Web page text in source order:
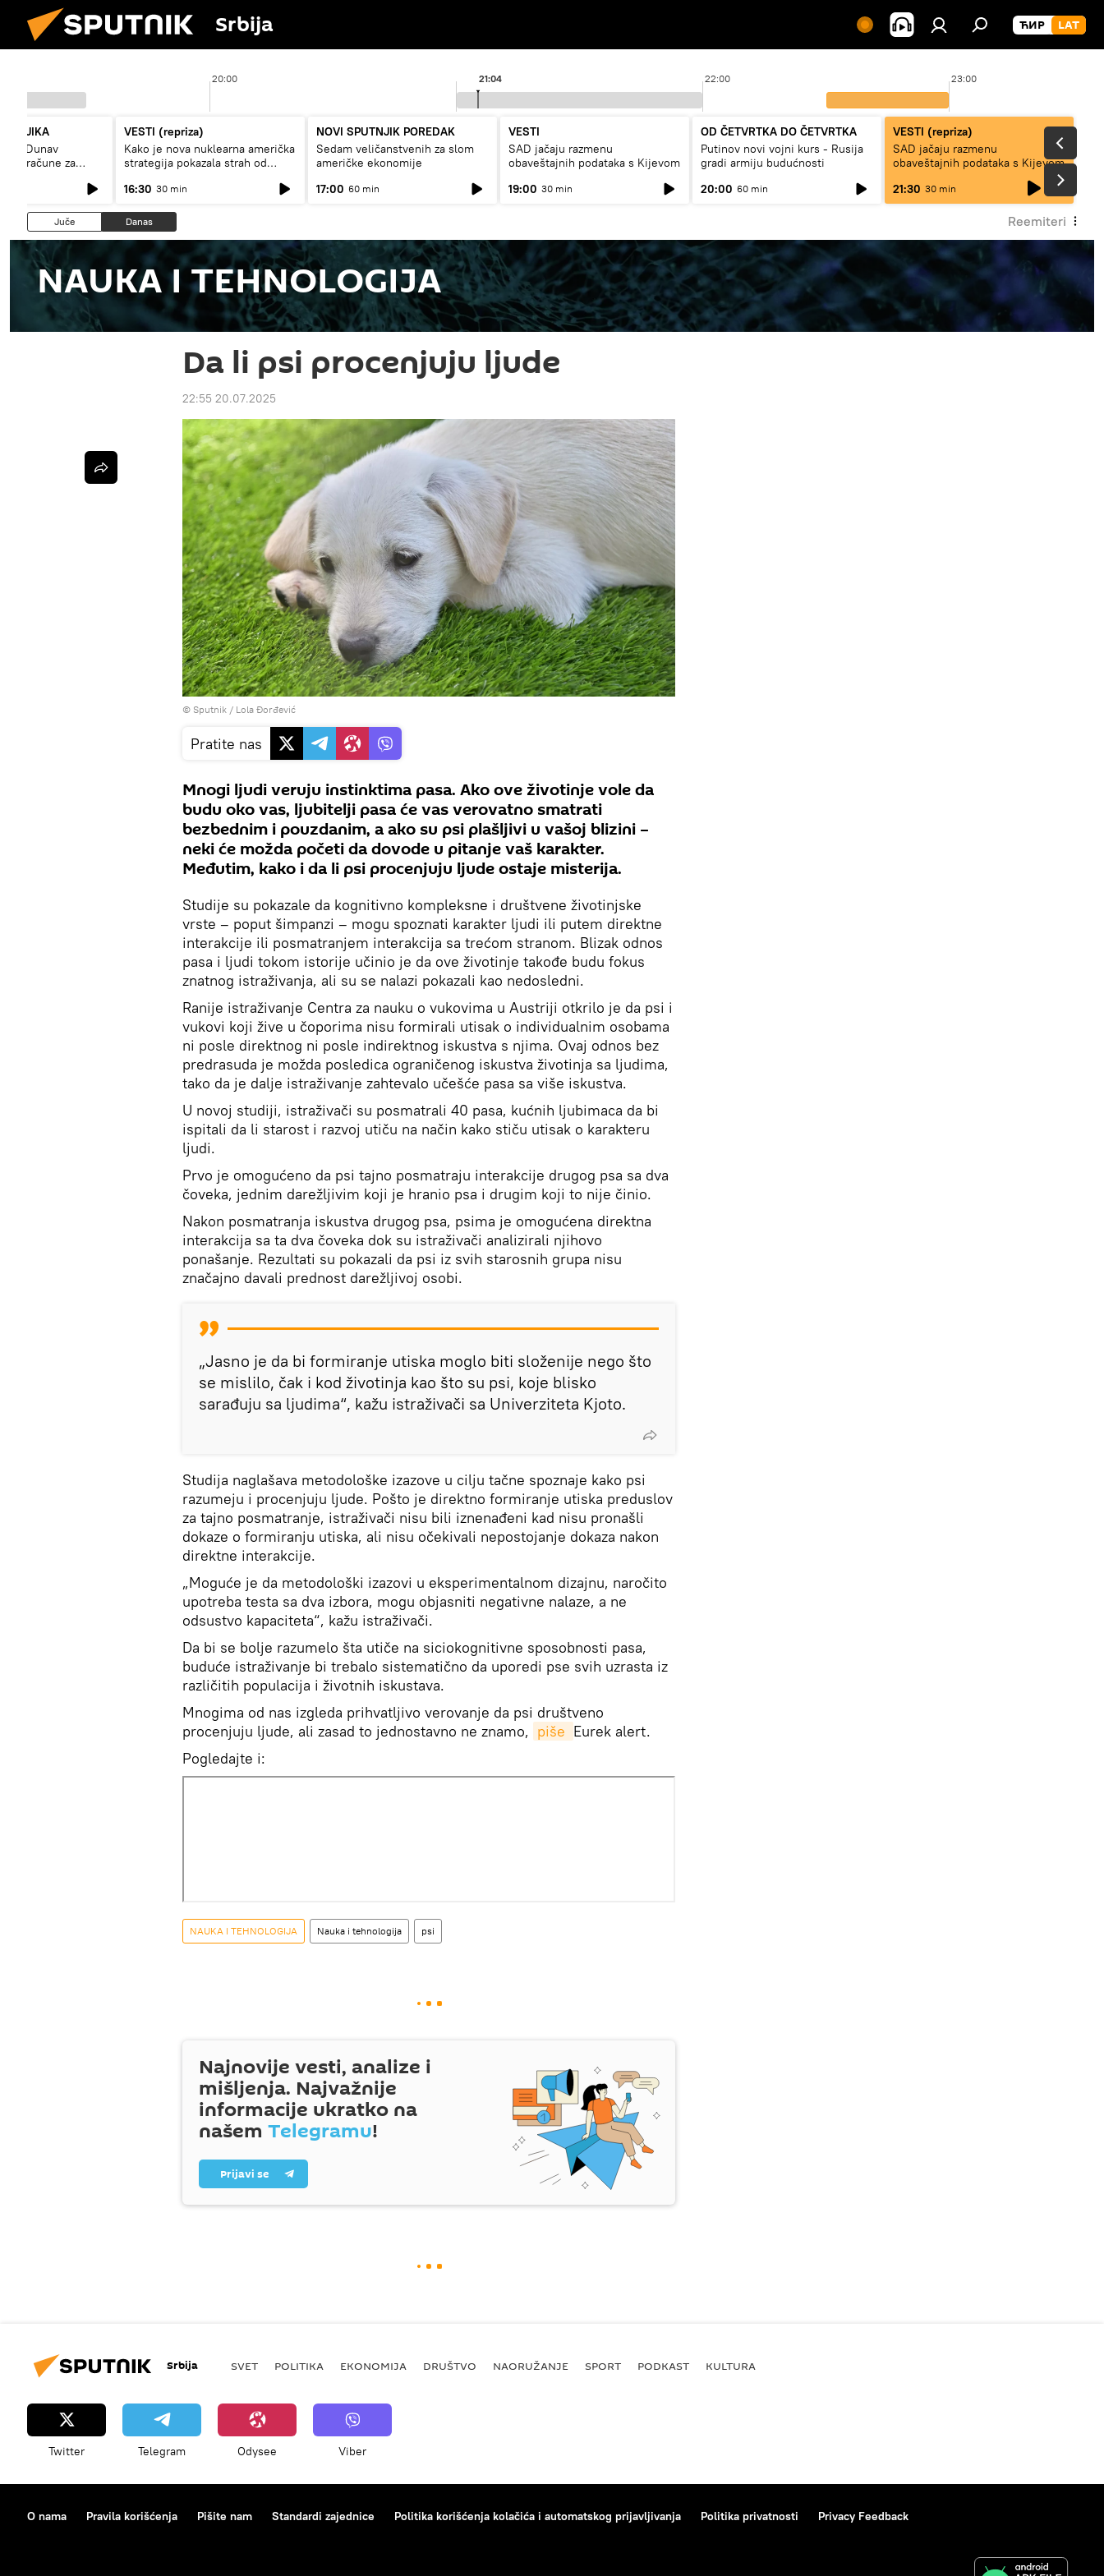
Srbija
20:00 22:00 23:00
21:04
Dunav
račune za
VESTI (repriza)
Kako je nova nuklearna američka
strategija pokazala strah od
16:30 30 min
NOVI SPUTNJIK POREDAK
Sedam veličanstvenih za slom
američke ekonomije
17:00 60 min
VESTI
SAD jačaju razmenu
obaveštajnih podataka s Kijevom
19:00 30 min
OD ČETVRTKA DO ČETVRTKA
Putinov novi vojni kurs - Rusija
gradi armiju budućnosti
20:00 60 min
VESTI (repriza)
SAD jačaju razmenu
obaveštajnih podataka s Kijevom
21:30 30 min live
Juče Danas Reemiteri
NAUKA I TEHNOLOGIJA
Da li psi procenjuju ljude
22:55 20.07.2025
© Sputnik / Lola Đorđević
Pratite nas
Mnogi ljudi veruju instinktima pasa. Ako ove životinje vole da
budu oko vas, ljubitelji pasa će vas verovatno smatrati
bezbednim i pouzdanim, a ako su psi plašljivi u vašoj blizini –
neki će možda početi da dovode u pitanje vaš karakter.
Međutim, kako i da li psi procenjuju ljude ostaje misterija.
Studije su pokazale da kognitivno kompleksne i društvene životinjske
vrste – poput šimpanzi – mogu spoznati karakter ljudi ili putem direktne
interakcije ili posmatranjem interakcija sa trećom stranom. Blizak odnos
pasa i ljudi tokom istorije učinio je da ove životinje takođe budu fokus
znatnog istraživanja, ali su se nalazi pokazali kao nedosledni.
Ranije istraživanje Centra za nauku o vukovima u Austriji otkrilo je da psi i
vukovi koji žive u čoporima nisu formirali utisak o individualnim osobama
ni posle direktnog ni posle indirektnog iskustva s njima. Ovaj odnos bez
predrasuda je možda posledica ograničenog iskustva životinja sa ljudima,
tako da je dalje istraživanje zahtevalo učešće pasa sa više iskustva.
U novoj studiji, istraživači su posmatrali 40 pasa, kućnih ljubimaca da bi
ispitali da li starost i razvoj utiču na način kako stiču utisak o karakteru
ljudi.
Prvo je omogućeno da psi tajno posmatraju interakcije drugog psa sa dva
čoveka, jednim darežljivim koji je hranio psa i drugim koji to nije činio.
Nakon posmatranja iskustva drugog psa, psima je omogućena direktna
interakcija sa ta dva čoveka dok su istraživači analizirali njihovo
ponašanje. Rezultati su pokazali da psi iz svih starosnih grupa nisu
značajno davali prednost darežljivoj osobi.
„Jasno je da bi formiranje utiska moglo biti složenije nego što
se mislilo, čak i kod životinja kao što su psi, koje blisko
sarađuju sa ljudima“, kažu istraživači sa Univerziteta Kjoto.
Studija naglašava metodološke izazove u cilju tačne spoznaje kako psi
razumeju i procenjuju ljude. Pošto je direktno formiranje utiska preduslov
za tajno posmatranje, istraživači nisu bili iznenađeni kad nisu pronašli
dokaze o formiranju utiska, ali nisu očekivali nepostojanje dokaza nakon
direktne interakcije.
„Moguće je da metodološki izazovi u eksperimentalnom dizajnu, naročito
upotreba testa sa dva izbora, mogu objasniti negativne nalaze, a ne
odsustvo kapaciteta“, kažu istraživači.
Da bi se bolje razumelo šta utiče na siciokognitivne sposobnosti pasa,
buduće istraživanje bi trebalo sistematično da uporedi pse svih uzrasta iz
različitih populacija i životnih iskustava.
Mnogima od nas izgleda prihvatljivo verovanje da psi društveno
procenjuju ljude, ali zasad to jednostavno ne znamo, piše Eurek alert.
Pogledajte i:
NAUKA I TEHNOLOGIJA Nauka i tehnologija psi
Najnovije vesti, analize i
mišljenja. Najvažnije
informacije ukratko na
našem Telegramu!
Prijavi se
Srbija SVET POLITIKA EKONOMIJA DRUŠTVO NAORUŽANJE SPORT PODKAST KULTURA
Twitter Telegram Odysee Viber
O nama Pravila korišćenja Pišite nam Standardi zajednice Politika korišćenja kolačića i automatskog prijavljivanja Politika privatnosti Privacy Feedback